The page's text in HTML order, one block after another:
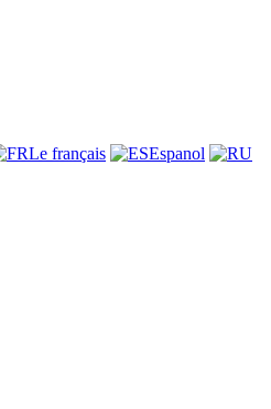
Le français
Espanol